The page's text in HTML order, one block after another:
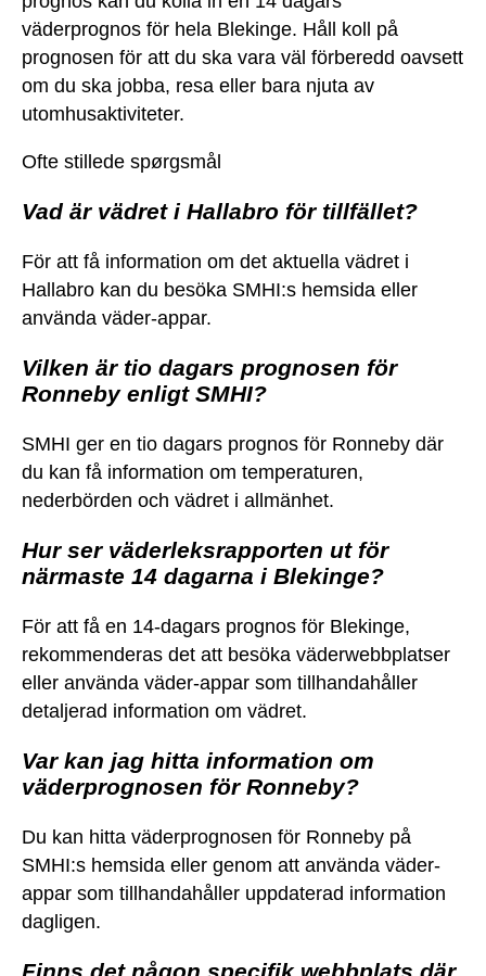
väderprognos för hela Blekinge. Håll koll på
prognosen för att du ska vara väl förberedd oavsett
om du ska jobba, resa eller bara njuta av
utomhusaktiviteter.
Ofte stillede spørgsmål
Vad är vädret i Hallabro för tillfället?
För att få information om det aktuella vädret i
Hallabro kan du besöka SMHI:s hemsida eller
använda väder-appar.
Vilken är tio dagars prognosen för
Ronneby enligt SMHI?
SMHI ger en tio dagars prognos för Ronneby där
du kan få information om temperaturen,
nederbörden och vädret i allmänhet.
Hur ser väderleksrapporten ut för
närmaste 14 dagarna i Blekinge?
För att få en 14-dagars prognos för Blekinge,
rekommenderas det att besöka väderwebbplatser
eller använda väder-appar som tillhandahåller
detaljerad information om vädret.
Var kan jag hitta information om
väderprognosen för Ronneby?
Du kan hitta väderprognosen för Ronneby på
SMHI:s hemsida eller genom att använda väder-
appar som tillhandahåller uppdaterad information
dagligen.